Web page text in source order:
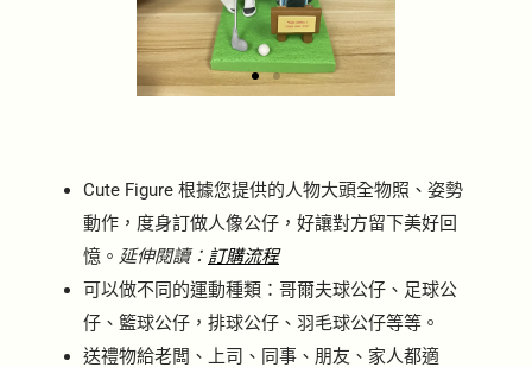
Cute Figure 根據您提供的人物大頭全物照、姿勢
動作，度身訂做人像公仔，好讓對方留下美好回
憶。 延伸閱讀： 訂購流程
可以做不同的運動種類：哥爾夫球公仔、足球公
仔、籃球公仔，排球公仔、羽毛球公仔等等。
送禮物給老闆、上司、同事、朋友、家人都適